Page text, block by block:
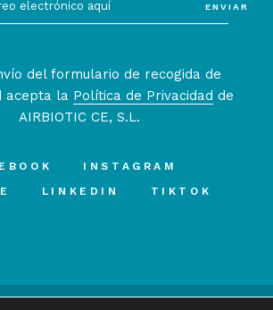
ENVIAR
del formulario de recogida de
acepta la Política de Privacidad de
AIRBIOTIC CE, S.L.
INSTAGRAM
LINKEDIN TIKTOK